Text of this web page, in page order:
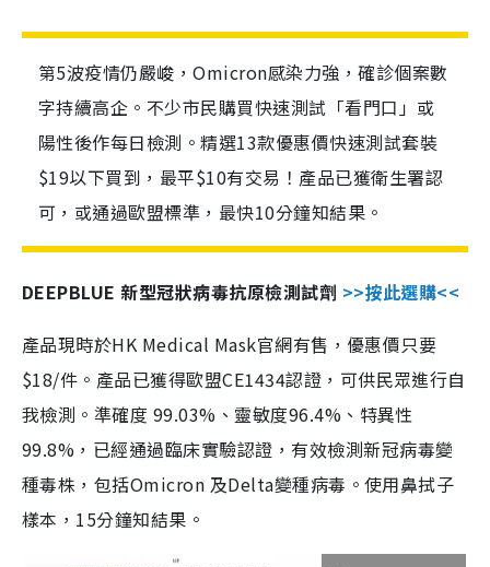
第5波疫情仍嚴峻，Omicron感染力強，確診個案數
字持續高企。不少市民購買快速測試「看門口」或
陽性後作每日檢測。精選13款優惠價快速測試套裝
$19以下買到，最平$10有交易！產品已獲衛生署認
可，或通過歐盟標準，最快10分鐘知結果。
DEEPBLUE 新型冠狀病毒抗原檢測試劑 >>按此選購<<
產品現時於HK Medical Mask官網有售，優惠價只要
$18/件。產品已獲得歐盟CE1434認證，可供民眾進行自
我檢測。準確度 99.03%、靈敏度96.4%、特異性
99.8%，已經通過臨床實驗認證，有效檢測新冠病毒變
種毒株，包括Omicron 及Delta變種病毒。使用鼻拭子
樣本，15分鐘知結果。